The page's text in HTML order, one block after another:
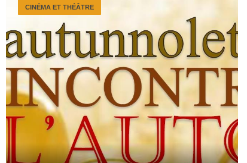
CINÉMA ET THÉÂTRE